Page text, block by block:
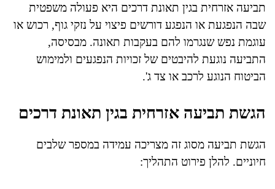
תביעה אזרחית בגין תאונת דרכים היא פעולה משפטית
שבה הנפגעת או הנפגע דורשים פיצוי על נזקי גוף, רכוש או
עוגמת נפש שנגרמו להם בעקבות תאונה. מבסיסה,
התביעה נוגעת להיבטים של זכויות הנפגעים ולמימוש
הביטוח הנוגע לרכב או צד ג'.
הגשת תביעה אזרחית בגין תאונת דרכים
הגשת תביעה מסוג זה מצריכה עמידה במספר שלבים
חיוניים. להלן פירוט התהליך: